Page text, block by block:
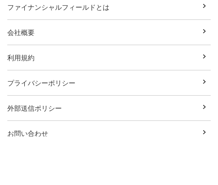
ファイナンシャルフィールドとは
会社概要
利用規約
プライバシーポリシー
外部送信ポリシー
お問い合わせ